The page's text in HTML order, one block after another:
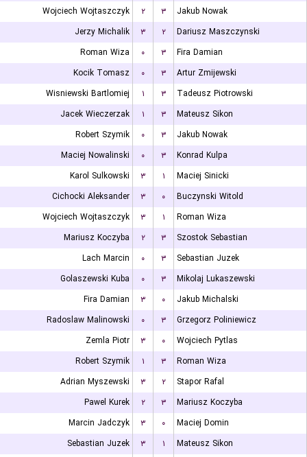
Wojciech Wojtaszczyk ۲ ۳
Jakub Nowak
Jerzy Michalik
۳ ۲
Dariusz Maszczynski
Roman Wiza
۰ ۳
Fira Damian
Kocik Tomasz
۰ ۳
Artur Zmijewski
Wisniewski Bartlomiej
۱ ۳
Tadeusz Piotrowski
Jacek Wieczerzak
۱ ۳
Mateusz Sikon
Robert Szymik
۰ ۳
Jakub Nowak
Maciej Nowalinski
۰ ۳
Konrad Kulpa
Karol Sulkowski
۳ ۱
Maciej Sinicki
Cichocki Aleksander
۳ ۰
Buczynski Witold
Wojciech Wojtaszczyk
۳ ۱
Roman Wiza
Mariusz Koczyba
۲ ۳
Szostok Sebastian
Lach Marcin
۰ ۳
Sebastian Juzek
Golaszewski Kuba
۰ ۳
Mikolaj Lukaszewski
Fira Damian
۳ ۰
Jakub Michalski
Radoslaw Malinowski
۰ ۳
Grzegorz Poliniewicz
Zemla Piotr
۳ ۰
Wojciech Pytlas
Robert Szymik
۱ ۳
Roman Wiza
Adrian Myszewski
۳ ۲
Stapor Rafal
Pawel Kurek
۲ ۳
Mariusz Koczyba
Marcin Jadczyk
۳ ۰
Maciej Domin
Sebastian Juzek
۳ ۱
Mateusz Sikon